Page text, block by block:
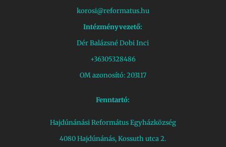
korosi@reformatus.hu
Intézményvezető:
Dér Balázsné Dobi Inci
+36305328486
OM azonosító: 203117
Fenntartó:
Hajdúnánási Református Egyházközség
4080 Hajdúnánás, Kossuth utca 2.